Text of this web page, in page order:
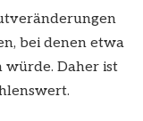
bei denen etwa
würde. Daher ist